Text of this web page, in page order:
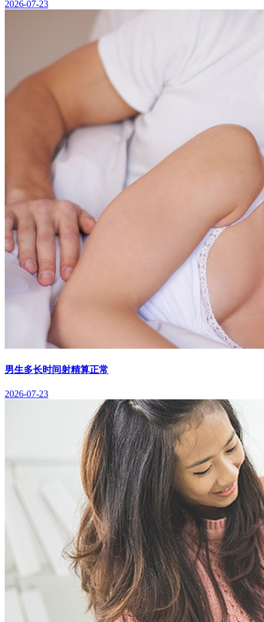
2026-07-23
男生多长时间射精算正常
2026-07-23